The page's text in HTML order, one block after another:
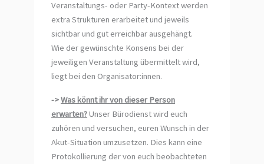
Veranstaltungs- oder Party-Kontext werden
extra Strukturen erarbeitet und jeweils
sichtbar und gut erreichbar ausgehängt.
Wie der gewünschte Konsens bei der
jeweiligen Veranstaltung übermittelt wird,
liegt bei den Organisator:innen.
->Was könnt ihr von dieser Person
erwarten?Unser Bürodienst wird euch
zuhören und versuchen, euren Wunsch in der
Akut-Situation umzusetzen. Dies kann eine
Protokollierung der von euch beobachteten